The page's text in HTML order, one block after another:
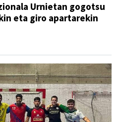
Urnietan gogotsu
eta giro apartarekin